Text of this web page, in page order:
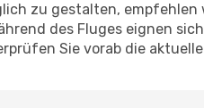
zu gestalten,
des Fluges eignen
Sie vorab die